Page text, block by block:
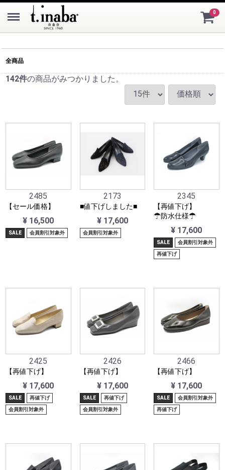
0
Menu
全商品
142件の商品がみつかりました。
2485
【セール価格】
¥ 16,500
SALE 会員割引対象外
2173
■値下げしました■
¥ 17,600
会員割引対象外
2345
【再値下げ】
☂防水仕様☂
¥ 17,600
SALE 会員割引対象外
再値下げ
2425
【再値下げ】
¥ 17,600
SALE 再値下げ
会員割引対象外
2426
【再値下げ】
¥ 17,600
SALE 再値下げ
会員割引対象外
2466
【再値下げ】
¥ 17,600
SALE 会員割引対象外
再値下げ